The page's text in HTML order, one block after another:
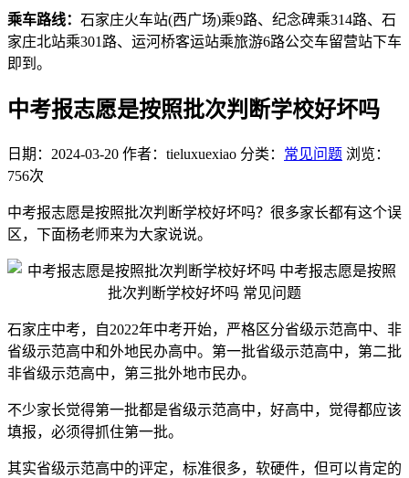
乘车路线： 石家庄火车站(西广场)乘9路、纪念碑乘314路、石
家庄北站乘301路、运河桥客运站乘旅游6路公交车留营站下车
即到。
中考报志愿是按照批次判断学校好坏吗
日期：2024-03-20 作者：tieluxuexiao 分类： 常见问题 浏览：
756次
中考报志愿是按照批次判断学校好坏吗？很多家长都有这个误
区，下面杨老师来为大家说说。
石家庄中考，自2022年中考开始，严格区分省级示范高中、非
省级示范高中和外地民办高中。第一批省级示范高中，第二批
非省级示范高中，第三批外地市民办。
不少家长觉得第一批都是省级示范高中，好高中，觉得都应该
填报，必须得抓住第一批。
其实省级示范高中的评定，标准很多，软硬件，但可以肯定的